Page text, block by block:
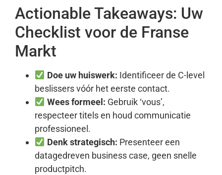
Actionable Takeaways: Uw
Checklist voor de Franse
Markt
Doe uw huiswerk: Identificeer de C-level
beslissers vóór het eerste contact.
Wees formeel: Gebruik ‘vous’,
respecteer titels en houd communicatie
professioneel.
Denk strategisch: Presenteer een
datagedreven business case, geen snelle
productpitch.